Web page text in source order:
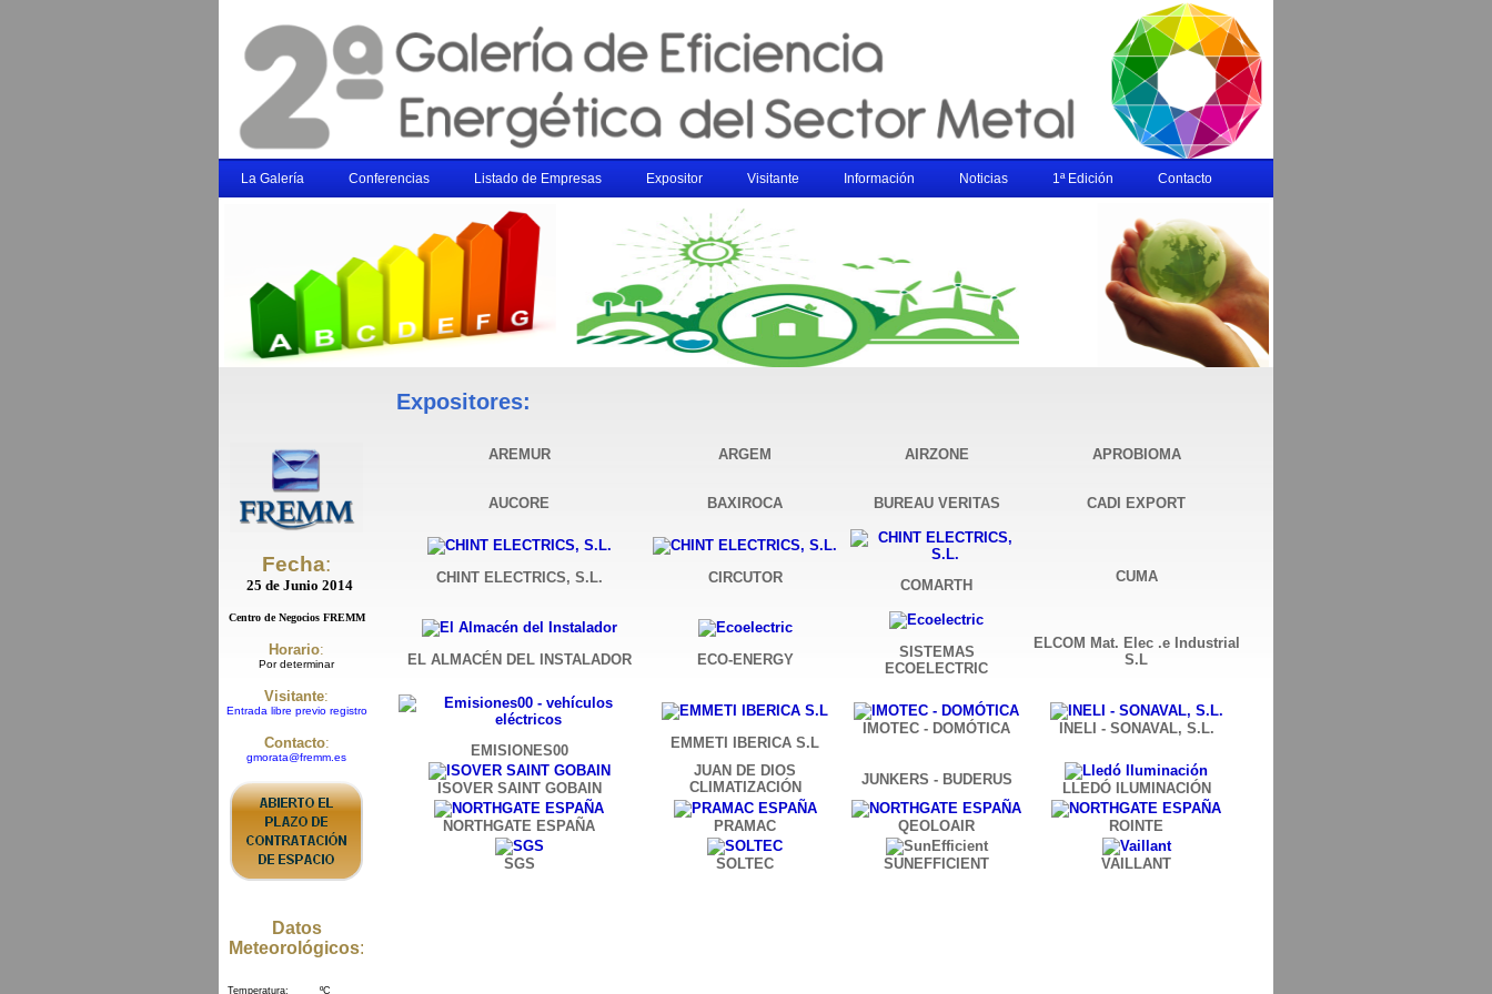
La Galería Conferencias Listado de Empresas Expositor Visitante Información Noticias 1ª Edición Contacto
Fecha:
25 de Junio 2014
Centro de Negocios FREMM
Horario:
Por determinar
Visitante:
Entrada libre previo registro
Contacto:
gmorata@fremm.es
Datos
Meteorológicos:
Expositores:
AREMUR ARGEM AIRZONE APROBIOMA
AUCORE BAXIROCA BUREAU VERITAS CADI EXPORT
CHINT ELECTRICS, S.L. CIRCUTOR COMARTH
CUMA
EL ALMACÉN DEL INSTALADOR ECO-ENERGY
SISTEMAS
ECOELECTRIC
ELCOM Mat. Elec .e Industrial
S.L
EMISIONES00 EMMETI IBERICA S.L
IMOTEC - DOMÓTICA INELI - SONAVAL, S.L.
ISOVER SAINT GOBAIN
JUAN DE DIOS
CLIMATIZACIÓN
JUNKERS - BUDERUS
LLEDÓ ILUMINACIÓN
NORTHGATE ESPAÑA PRAMAC QEOLOAIR ROINTE
SGS SOLTEC SUNEFFICIENT VAILLANT